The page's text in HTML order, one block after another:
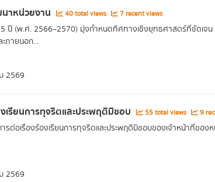
าหน่วยงาน 40 total views 7 recent views
ปี (พ.ศ. 2566–2570) มุ่งกำหนดทิศทางเชิงยุทธศาสตร์ที่ชัดเจ
ภายนอก...
2569
เรียนการทุจริตและประพฤติมิชอบ 55 total views 9
รต่อเรื่องร้องเรียนการทุจริตและประพฤติมิชอบของเจ้าหน้าที่ขอ
2569